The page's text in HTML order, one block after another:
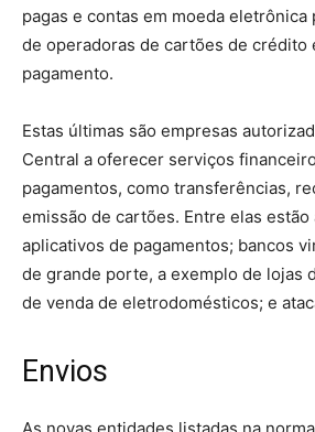
pagas e contas em moeda eletrônica
de operadoras de cartões de crédito
pagamento.
Estas últimas são empresas
Central a oferecer serviços
pagamentos, como transferências,
emissão de cartões. Entre elas estão
aplicativos de pagamentos; bancos
de grande porte, a exemplo de lojas
de venda de eletrodomésticos; e
Envios